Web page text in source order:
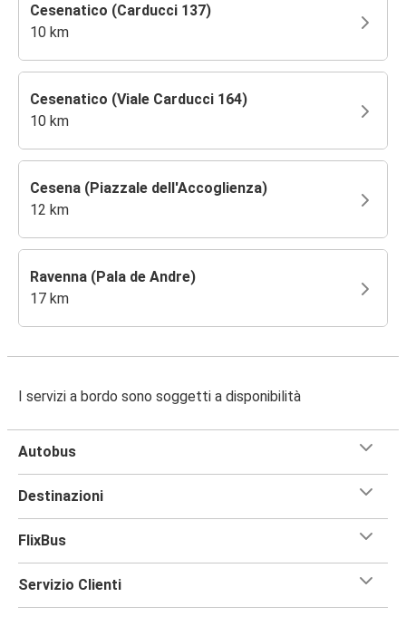
Cesenatico (Carducci 137)
10 km
Cesenatico (Viale Carducci 164)
10 km
Cesena (Piazzale dell'Accoglienza)
12 km
Ravenna (Pala de Andre)
17 km
I servizi a bordo sono soggetti a disponibilità
Autobus
Destinazioni
FlixBus
Servizio Clienti